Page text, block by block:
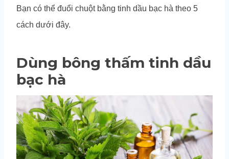
Bạn có thể đuổi chuột bằng tinh dầu bạc hà theo 5
cách dưới đây.
Dùng bông thấm tinh dầu
bạc hà